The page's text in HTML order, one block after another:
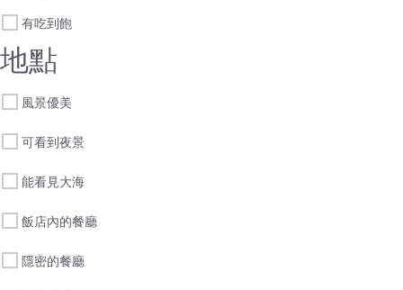
有吃到飽
地點
風景優美
可看到夜景
能看見大海
飯店內的餐廳
隱密的餐廳